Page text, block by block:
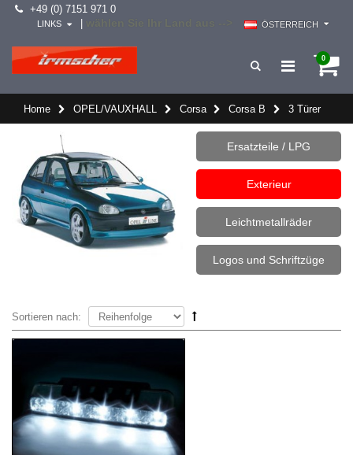
+49 (0) 7151 971 0
ÖSTERREICH
LINKS
0
Home OPEL/VAUXHALL Corsa Corsa B 3 Türer
Ersatzteile / LPG
Exterieur
Leichtmetallräder
Logos und Schriftzüge
Sortieren nach: